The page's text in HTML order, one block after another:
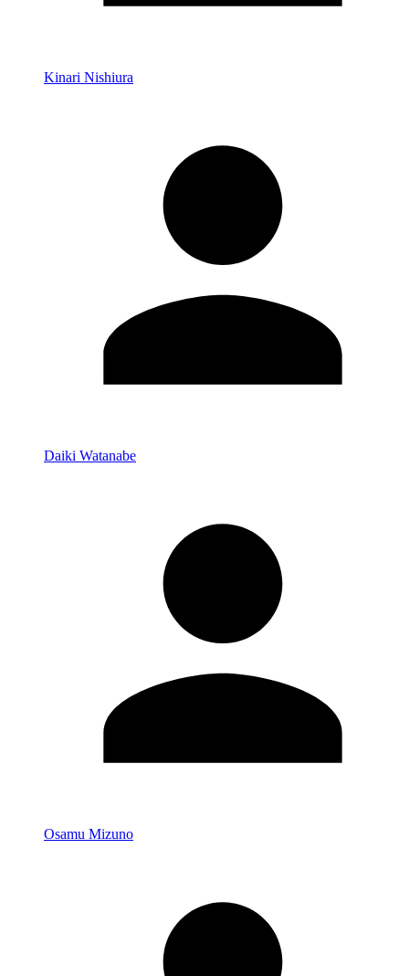
Kinari Nishiura
Daiki Watanabe
Osamu Mizuno